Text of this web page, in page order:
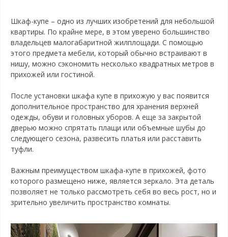
Шкаф-купе – одно из лучших изобретений для небольшой
квартиры. По крайне мере, в этом уверено большинство
владельцев малогабаритной жилплощади. С помощью
этого предмета мебели, который обычно встраивают в
нишу, можно сэкономить несколько квадратных метров в
прихожей или гостиной.
После установки шкафа купе в прихожую у вас появится
дополнительное пространство для хранения верхней
одежды, обуви и головных уборов. А еще за закрытой
дверью можно спрятать плащи или объемные шубы до
следующего сезона, развесить платья или расставить
туфли.
Важным преимуществом шкафа-купе в прихожей, фото
которого размещено ниже, является зеркало. Эта деталь
позволяет не только рассмотреть себя во весь рост, но и
зрительно увеличить пространство комнаты.